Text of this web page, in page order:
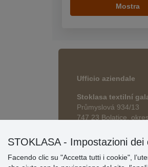
Mostra
Ufficio aziendale
Stoklasa textilní
Průmyslová 934/13
747 23 Bolatice,
STOKLASA - Impostazioni dei
Facendo clic su "Accetta tutti i cookie",